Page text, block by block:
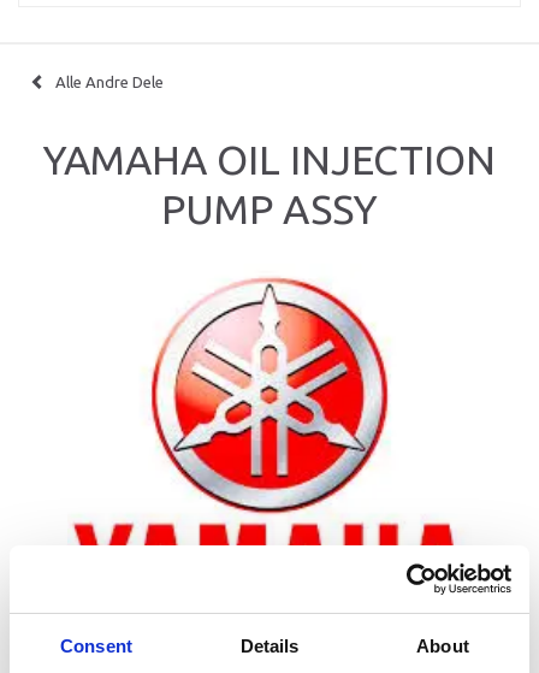
Consent Details About
Alle Andre Dele
YAMAHA OIL INJECTION
PUMP ASSY